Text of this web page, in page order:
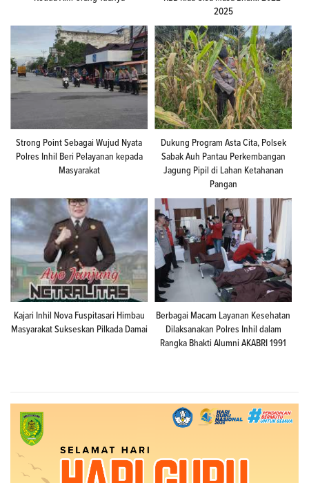
2025
Strong Point Sebagai Wujud Nyata
Polres Inhil Beri Pelayanan kepada
Masyarakat
Dukung Program Asta Cita, Polsek
Sabak Auh Pantau Perkembangan
Jagung Pipil di Lahan Ketahanan
Pangan
Kajari Inhil Nova Fuspitasari Himbau
Masyarakat Sukseskan Pilkada Damai
Berbagai Macam Layanan Kesehatan
Dilaksanakan Polres Inhil dalam
Rangka Bhakti Alumni AKABRI 1991